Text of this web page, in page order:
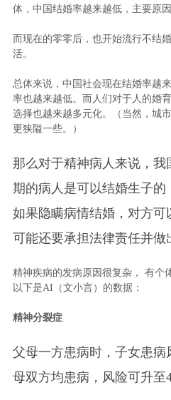
体，中国结婚率越来越低，主要原
而现在的零零后，也开始流行不结
活。
总体来说，中国社会现在结婚率越
率也越来越低。而人们对于人的婚
选择也越来越多元化。（当然，城
更狭隘一些。）
那么对于精神病人来说，我
期的病人是可以结婚生子的
如果隐瞒病情结婚，对方可
可能还要承担法律责任并做
精神疾病的发病原因很复杂， 有个
以下是AI（文小言）的数据：
精神分裂症
父母一方患病时，子女患病
母双方均患病，风险可升至